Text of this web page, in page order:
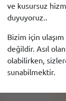
ve kusursuz
duyuyoruz..
Bizim için
değildir. Asıl
olabilirken,
sunabilmektir.